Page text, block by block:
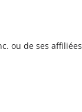
ou de ses affiliées